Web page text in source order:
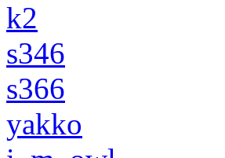
k2
s346
s366
yakko